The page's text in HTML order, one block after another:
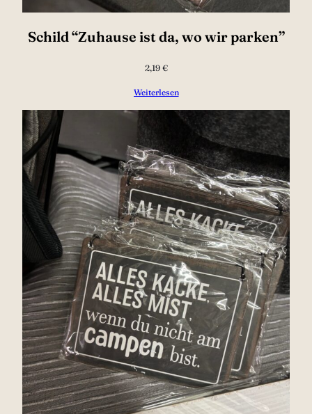
Schild “Zuhause ist da, wo wir parken”
2,19 €
Weiterlesen